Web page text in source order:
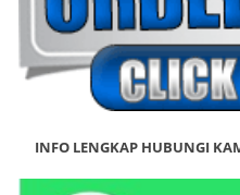
INFO LENGKAP HUBUNGI